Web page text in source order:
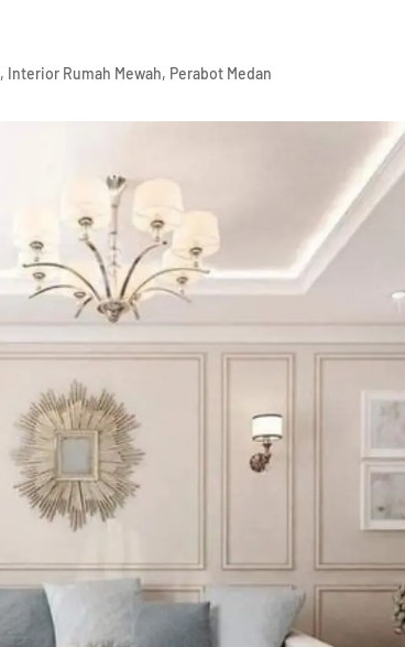
, Interior Rumah Mewah, Perabot Medan